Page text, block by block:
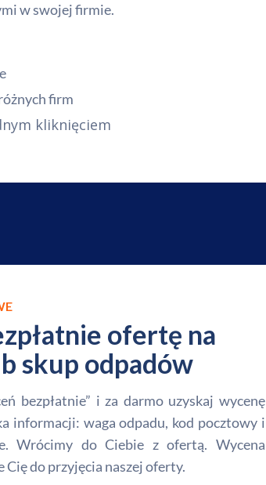
w swojej firmie.
firm
kliknięciem
ofertę na
skup odpadów
bezpłatnie” i za darmo uzyskaj wycenę
informacji: waga odpadu, kod pocztowy i
Wrócimy do Ciebie z ofertą. Wycena
do przyjęcia naszej oferty.